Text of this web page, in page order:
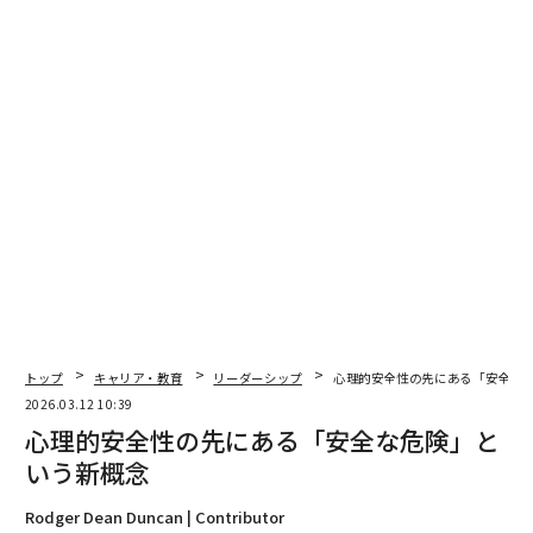
最新号の購入はこちらから
トップ キャリア・教育 リーダーシップ
心理的安全性の先にある「安全な
2026.03.12 10:39
心理的安全性の先にある「安全な危険」と
いう新概念
Rodger Dean Duncan | Contributor